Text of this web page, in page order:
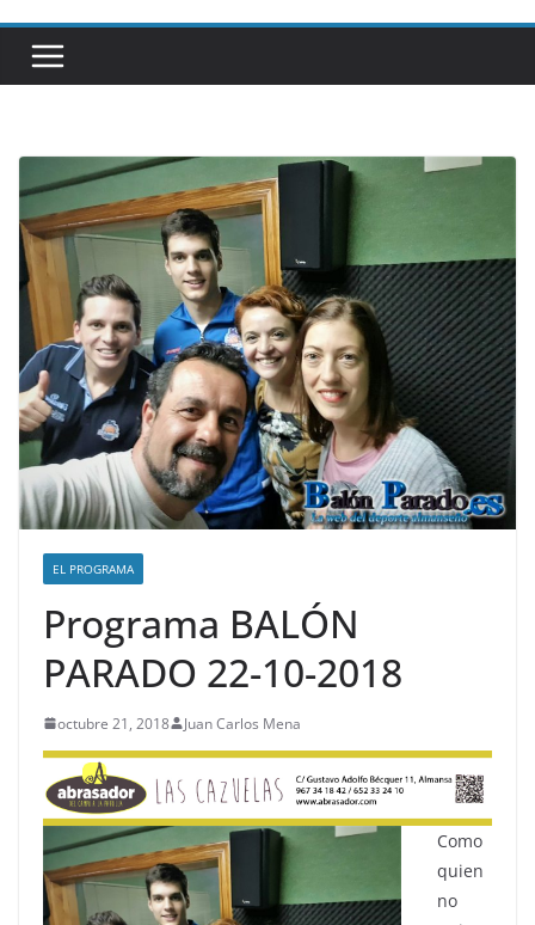
EL PROGRAMA
Programa BALÓN
PARADO 22-10-2018
octubre 21, 2018 Juan Carlos Mena
Como
quien
no